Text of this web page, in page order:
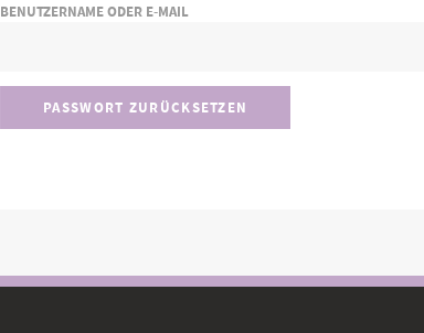
BENUTZERNAME ODER E-MAIL
PASSWORT ZURÜCKSETZEN